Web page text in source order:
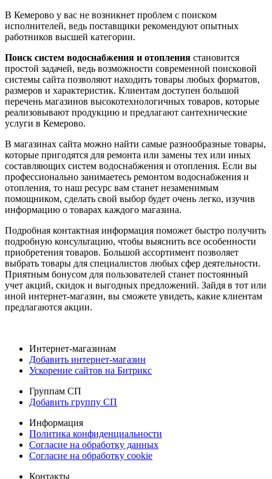
В Кемерово у вас не возникнет проблем с поиском
исполнителей, ведь поставщики рекомендуют опытных
работников высшей категории.
Поиск систем водоснабжения и отопления становится
простой задачей, ведь возможности современной поисковой
системы сайта позволяют находить товары любых форматов,
размеров и характеристик. Клиентам доступен большой
перечень магазинов высокотехнологичных товаров, которые
реализовывают продукцию и предлагают сантехнические
услуги в Кемерово.
В магазинах сайта можно найти самые разнообразные товары,
которые пригодятся для ремонта или замены тех или иных
составляющих систем водоснабжения и отопления. Если вы
профессионально занимаетесь ремонтом водоснабжения и
отопления, то наш ресурс вам станет незаменимым
помощником, сделать свой выбор будет очень легко, изучив
информацию о товарах каждого магазина.
Подробная контактная информация поможет быстро получить
подробную консультацию, чтобы выяснить все особенности
приобретения товаров. Большой ассортимент позволяет
выбрать товары для специалистов любых сфер деятельности.
Приятным бонусом для пользователей станет постоянный
учет акций, скидок и выгодных предложений. Зайдя в тот или
иной интернет-магазин, вы сможете увидеть, какие клиентам
предлагаются акции.
Интернет-магазинам
Добавить интернет-магазин
Ускорение сайтов на Битрикс
Группам СП
Добавить группу СП
Информация
Политика конфиденциальности
Согласие на обработку данных
Согласие на обработку cookie
Контакты